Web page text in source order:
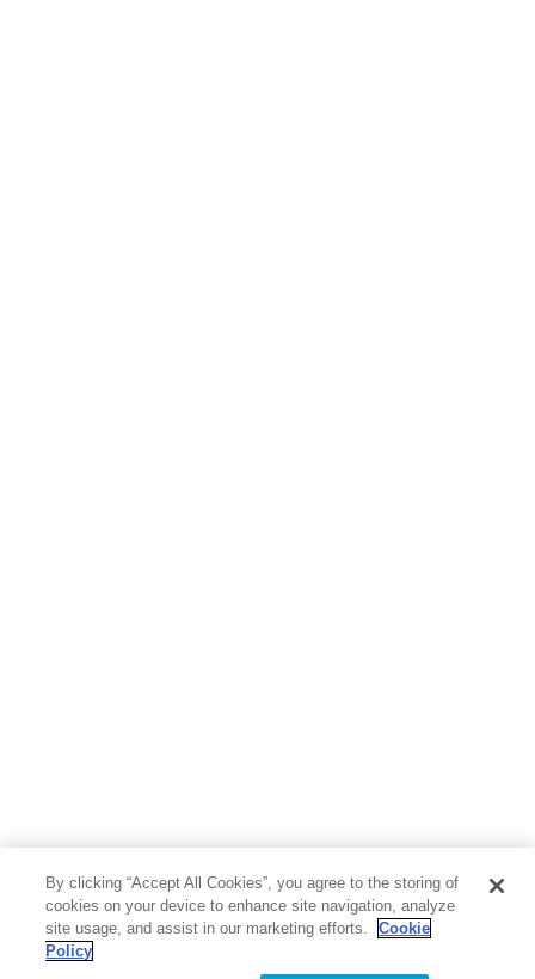
By clicking “Accept All Cookies”, you agree to the storing of
cookies on your device to enhance site navigation, analyze
site usage, and assist in our marketing efforts.
Cookie
Policy